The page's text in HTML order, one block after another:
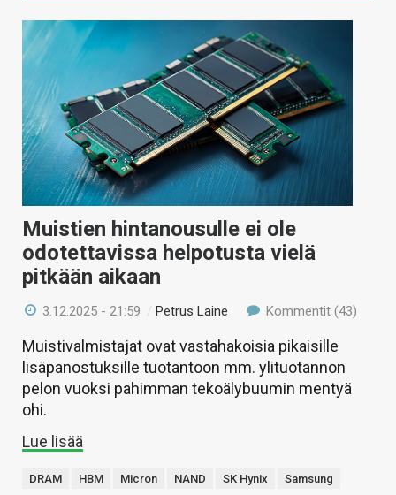
Muistien hintanousulle ei ole
odotettavissa helpotusta vielä
pitkään aikaan
3.12.2025 - 21:59 / Petrus Laine Kommentit (43)
Muistivalmistajat ovat vastahakoisia pikaisille
lisäpanostuksille tuotantoon mm. ylituotannon
pelon vuoksi pahimman tekoälybuumin mentyä
ohi.
Lue lisää
DRAM HBM Micron NAND SK Hynix Samsung